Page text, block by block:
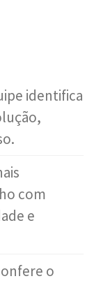
identifica
com
e
o